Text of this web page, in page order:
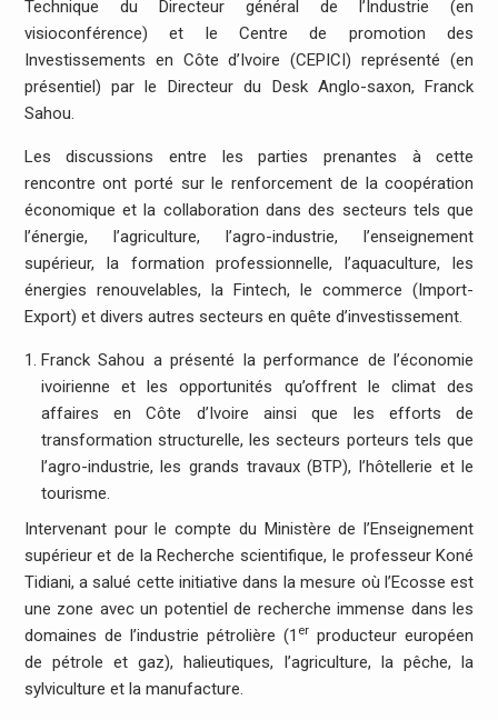
Technique du Directeur général de l’Industrie (en
visioconférence) et le Centre de promotion des
Investissements en Côte d’Ivoire (CEPICI) représenté (en
présentiel) par le Directeur du Desk Anglo-saxon, Franck
Sahou.
Les discussions entre les parties prenantes à cette
rencontre ont porté sur le renforcement de la coopération
économique et la collaboration dans des secteurs tels que
l’énergie, l’agriculture, l’agro-industrie, l’enseignement
supérieur, la formation professionnelle, l’aquaculture, les
énergies renouvelables, la Fintech, le commerce (Import-
Export) et divers autres secteurs en quête d’investissement.
Franck Sahou a présenté la performance de l’économie
ivoirienne et les opportunités qu’offrent le climat des
affaires en Côte d’Ivoire ainsi que les efforts de
transformation structurelle, les secteurs porteurs tels que
l’agro-industrie, les grands travaux (BTP), l’hôtellerie et le
tourisme.
Intervenant pour le compte du Ministère de l’Enseignement
supérieur et de la Recherche scientifique, le professeur Koné
Tidiani, a salué cette initiative dans la mesure où l’Ecosse est
une zone avec un potentiel de recherche immense dans les
domaines de l’industrie pétrolière (1 er producteur européen
de pétrole et gaz), halieutiques, l’agriculture, la pêche, la
sylviculture et la manufacture.